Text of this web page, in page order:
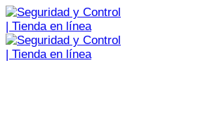
Saltar
al
contenido